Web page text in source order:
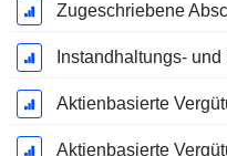
Instandhaltungs-
Aktienbasierte